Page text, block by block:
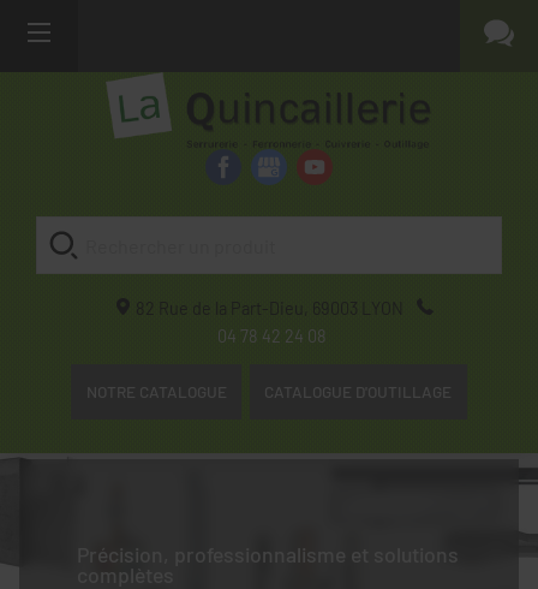
82 Rue de la Part-Dieu, 69003
LYON
04 78 42 24 08
NOTRE CATALOGUE CATALOGUE D'OUTILLAGE
Précision, professionnalisme et solutions
complètes